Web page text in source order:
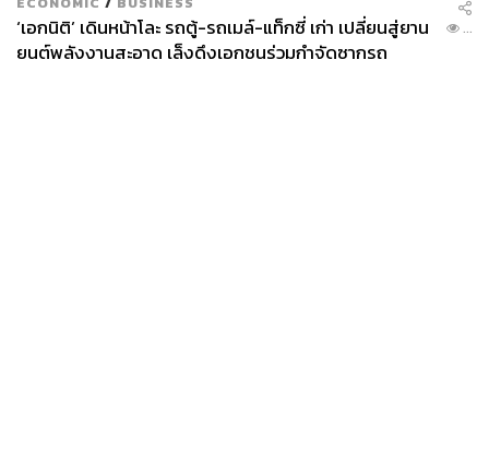
‘เอกนิติ’ เดินหน้าโละ รถตู้-รถเมล์-แท็กซี่ เก่า เปลี่ยนสู่ยาน
ยนต์พลังงานสะอาด เล็งดึงเอกชนร่วมกำจัดซากรถ
...